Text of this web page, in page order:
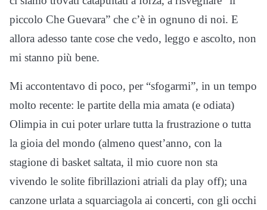
piccolo Che Guevara” che c’è in ognuno di noi. E
allora adesso tante cose che vedo, leggo e ascolto, non
mi stanno più bene.
Mi accontentavo di poco, per “sfogarmi”, in un tempo
molto recente: le partite della mia amata (e odiata)
Olimpia in cui poter urlare tutta la frustrazione o tutta
la gioia del mondo (almeno quest’anno, con la
stagione di basket saltata, il mio cuore non sta
vivendo le solite fibrillazioni atriali da play off); una
canzone urlata a squarciagola ai concerti, con gli occhi